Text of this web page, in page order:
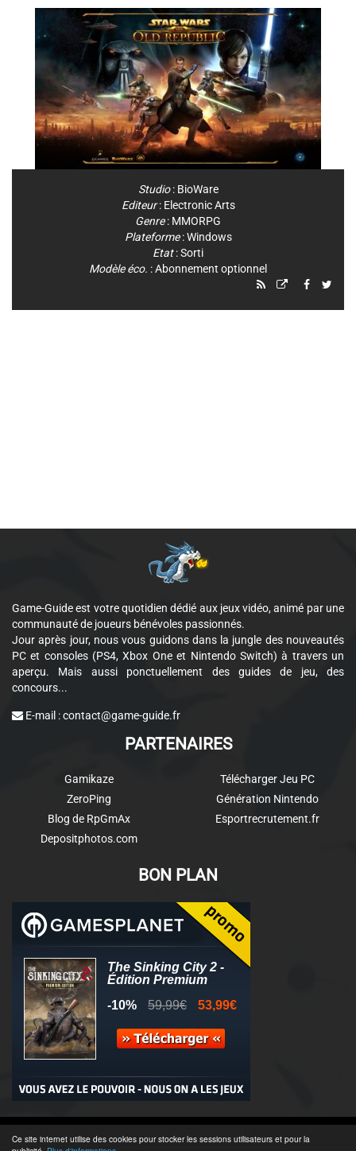
Ce site internet utilise des cookies pour stocker les sessions utilisateurs et pour la
Studio: BioWare
Editeur: Electronic Arts
Genre: MMORPG
Plateforme:Windows
Etat: Sorti
Modèle éco. : Abonnement optionnel
Game-Guide est votre quotidien dédié aux jeux vidéo, animé par une
communauté de joueurs bénévoles passionnés.
Jour après jour, nous vous guidons dans la jungle des nouveautés
PC et consoles (PS4, Xbox One et Nintendo Switch) à travers un
aperçu. Mais aussi ponctuellement des guides de jeu, des
concours...
E-mail :contact@game-guide.fr
PARTENAIRES
Gamikaze
ZeroPing
Blog de RpGmAx
Depositphotos.com
Télécharger Jeu PC
Génération Nintendo
Esportrecrutement.fr
BON PLAN